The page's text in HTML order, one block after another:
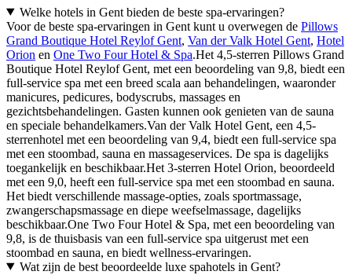
Welke hotels in Gent bieden de beste spa-ervaringen?
Voor de beste spa-ervaringen in Gent kunt u overwegen de Pillows
Grand Boutique Hotel Reylof Gent, Van der Valk Hotel Gent, Hotel
Orion en One Two Four Hotel & Spa.Het 4,5-sterren Pillows Grand
Boutique Hotel Reylof Gent, met een beoordeling van 9,8, biedt een
full-service spa met een breed scala aan behandelingen, waaronder
manicures, pedicures, bodyscrubs, massages en
gezichtsbehandelingen. Gasten kunnen ook genieten van de sauna
en speciale behandelkamers.Van der Valk Hotel Gent, een 4,5-
sterrenhotel met een beoordeling van 9,4, biedt een full-service spa
met een stoombad, sauna en massageservices. De spa is dagelijks
toegankelijk en beschikbaar.Het 3-sterren Hotel Orion, beoordeeld
met een 9,0, heeft een full-service spa met een stoombad en sauna.
Het biedt verschillende massage-opties, zoals sportmassage,
zwangerschapsmassage en diepe weefselmassage, dagelijks
beschikbaar.One Two Four Hotel & Spa, met een beoordeling van
9,8, is de thuisbasis van een full-service spa uitgerust met een
stoombad en sauna, en biedt wellness-ervaringen.
Wat zijn de best beoordeelde luxe spahotels in Gent?